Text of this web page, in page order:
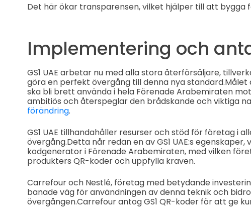
Det här ökar transparensen, vilket hjälper till att bygga
Implementering och
GS1 UAE arbetar nu med alla stora återförsäljare,
göra en perfekt övergång till denna nya standard.Målet
ska bli brett använda i hela Förenade Arabemiraten
ambitiös och återspeglar den brådskande och viktiga
förändring.
GS1 UAE tillhandahåller resurser och stöd för företag i
övergång.Detta når redan en av GS1 UAE:s egenskaper,
kodgenerator i Förenade Arabemiraten, med vilken
produkters QR-koder och uppfylla kraven.
Carrefour och Nestlé, företag med betydande
banade väg för användningen av denna teknik och
övergången.Carrefour antog GS1 QR-koder för att ge